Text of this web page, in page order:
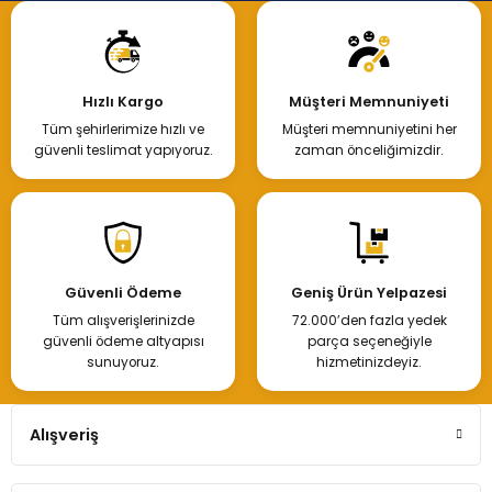
Hızlı Kargo
Tüm şehirlerimize hızlı ve
güvenli teslimat yapıyoruz.
Müşteri Memnuniyeti
Müşteri memnuniyetini her
zaman önceliğimizdir.
Güvenli Ödeme
Tüm alışverişlerinizde
güvenli ödeme altyapısı
sunuyoruz.
Geniş Ürün Yelpazesi
72.000’den fazla yedek
parça seçeneğiyle
hizmetinizdeyiz.
Alışveriş